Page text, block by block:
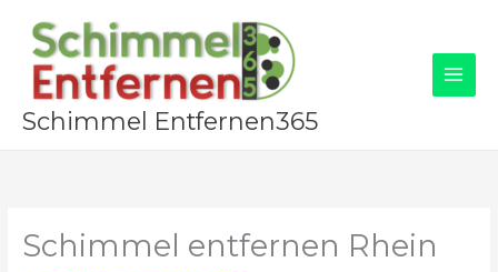
Inhalt
springen
Schimmel Entfernen365
Schimmel entfernen Rhein